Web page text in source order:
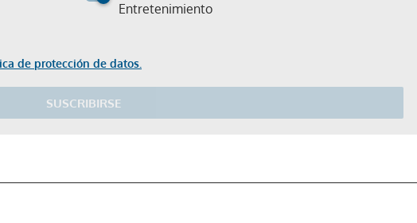
Entretenimiento
de protección de datos.
SUSCRIBIRSE
ACEPTAR